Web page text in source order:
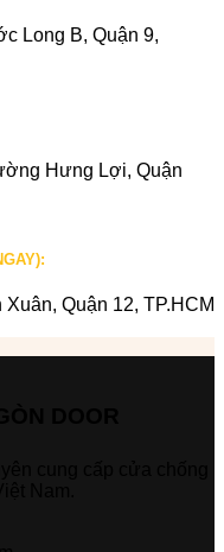
Long B, Quận 9,
Hưng Lợi, Quận
Quận 12, TP.HCM